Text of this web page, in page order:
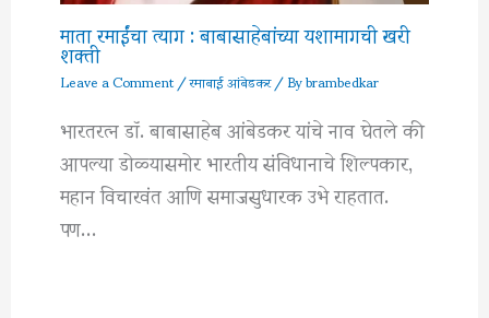
माता रमाईंचा त्याग : बाबासाहेबांच्या यशामागची खरी
शक्ती
Leave a Comment/रमाबाई आंबेडकर/ Bybrambedkar
भारतरत्न डॉ. बाबासाहेब आंबेडकर यांचे नाव घेतले की
आपल्या डोळ्यासमोर भारतीय संविधानाचे शिल्पकार,
महान विचारवंत आणि समाजसुधारक उभे राहतात.
पण…